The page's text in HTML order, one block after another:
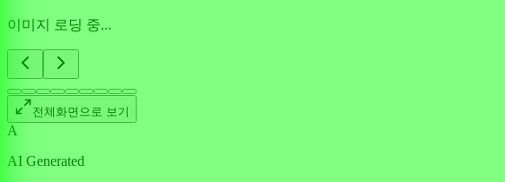
이미지 로딩 중...
전체화면으로 보기
A
AI Generated